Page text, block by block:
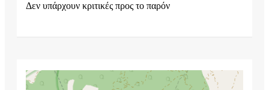
Δεν υπάρχουν κριτικές προς το παρόν